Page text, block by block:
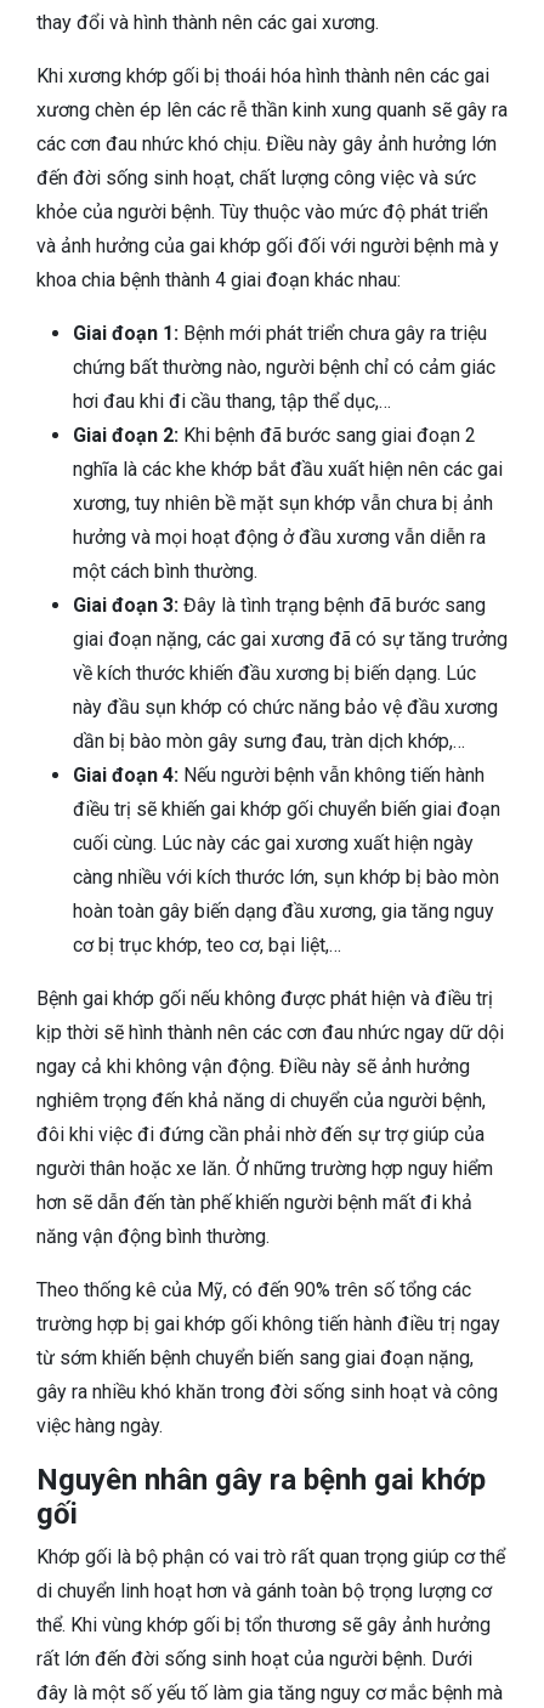
thay đổi và hình thành nên các gai xương.
Khi xương khớp gối bị thoái hóa hình thành nên các gai
xương chèn ép lên các rễ thần kinh xung quanh sẽ gây ra
các cơn đau nhức khó chịu. Điều này gây ảnh hưởng lớn
đến đời sống sinh hoạt, chất lượng công việc và sức
khỏe của người bệnh. Tùy thuộc vào mức độ phát triển
và ảnh hưởng của gai khớp gối đối với người bệnh mà y
khoa chia bệnh thành 4 giai đoạn khác nhau:
Giai đoạn 1: Bệnh mới phát triển chưa gây ra triệu
chứng bất thường nào, người bệnh chỉ có cảm giác
hơi đau khi đi cầu thang, tập thể dục,…
Giai đoạn 2: Khi bệnh đã bước sang giai đoạn 2
nghĩa là các khe khớp bắt đầu xuất hiện nên các gai
xương, tuy nhiên bề mặt sụn khớp vẫn chưa bị ảnh
hưởng và mọi hoạt động ở đầu xương vẫn diễn ra
một cách bình thường.
Giai đoạn 3: Đây là tình trạng bệnh đã bước sang
giai đoạn nặng, các gai xương đã có sự tăng trưởng
về kích thước khiến đầu xương bị biến dạng. Lúc
này đầu sụn khớp có chức năng bảo vệ đầu xương
dần bị bào mòn gây sưng đau, tràn dịch khớp,…
Giai đoạn 4: Nếu người bệnh vẫn không tiến hành
điều trị sẽ khiến gai khớp gối chuyển biến giai đoạn
cuối cùng. Lúc này các gai xương xuất hiện ngày
càng nhiều với kích thước lớn, sụn khớp bị bào mòn
hoàn toàn gây biến dạng đầu xương, gia tăng nguy
cơ bị trục khớp, teo cơ, bại liệt,…
Bệnh gai khớp gối nếu không được phát hiện và điều trị
kịp thời sẽ hình thành nên các cơn đau nhức ngay dữ dội
ngay cả khi không vận động. Điều này sẽ ảnh hưởng
nghiêm trọng đến khả năng di chuyển của người bệnh,
đôi khi việc đi đứng cần phải nhờ đến sự trợ giúp của
người thân hoặc xe lăn. Ở những trường hợp nguy hiểm
hơn sẽ dẫn đến tàn phế khiến người bệnh mất đi khả
năng vận động bình thường.
Theo thống kê của Mỹ, có đến 90% trên số tổng các
trường hợp bị gai khớp gối không tiến hành điều trị ngay
từ sớm khiến bệnh chuyển biến sang giai đoạn nặng,
gây ra nhiều khó khăn trong đời sống sinh hoạt và công
việc hàng ngày.
Nguyên nhân gây ra bệnh gai khớp
gối
Khớp gối là bộ phận có vai trò rất quan trọng giúp cơ thể
di chuyển linh hoạt hơn và gánh toàn bộ trọng lượng cơ
thể. Khi vùng khớp gối bị tổn thương sẽ gây ảnh hưởng
rất lớn đến đời sống sinh hoạt của người bệnh. Dưới
đây là một số yếu tố làm gia tăng nguy cơ mắc bệnh mà